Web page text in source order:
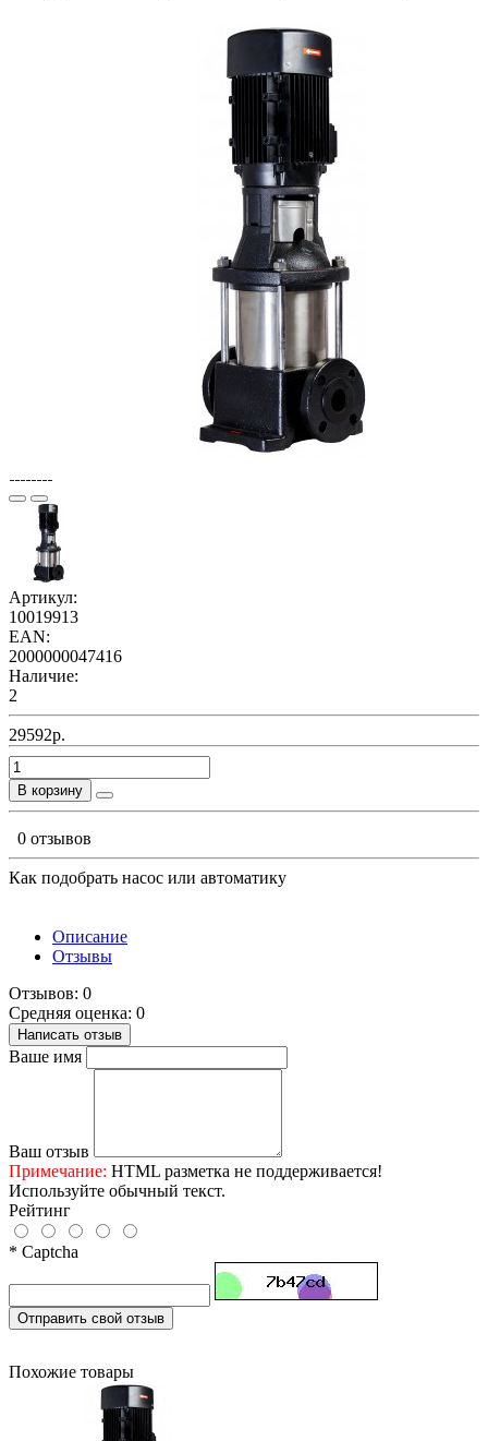
Артикул:
10019913
EAN:
2000000047416
Наличие:
2
29592р.
В корзину
0 отзывов
Как подобрать насос или автоматику
Описание
Отзывы
Отзывов: 0
Средняя оценка: 0
Написать отзыв
Ваше имя
Ваш отзыв
Примечание: HTML разметка не поддерживается!
Используйте обычный текст.
Рейтинг
* Captcha
Отправить свой отзыв
Похожие товары